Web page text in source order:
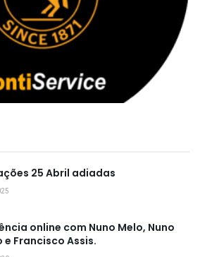
25 Abril adiadas
online com Nuno Melo, Nuno
e Francisco Assis.